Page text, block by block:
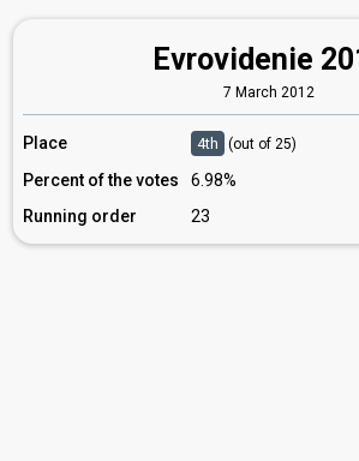
Evrovidenie
7 March 2012
Place 4th (out of 25)
Percent of the votes
6.98%
Running order
23